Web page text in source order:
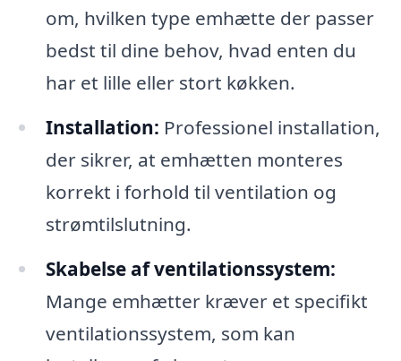
om, hvilken type emhætte der passer
bedst til dine behov, hvad enten du
har et lille eller stort køkken.
Installation: Professionel installation,
der sikrer, at emhætten monteres
korrekt i forhold til ventilation og
strømtilslutning.
Skabelse af ventilationssystem:
Mange emhætter kræver et specifikt
ventilationssystem, som kan